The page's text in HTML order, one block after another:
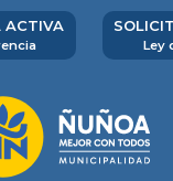
ACTIVA
Ley